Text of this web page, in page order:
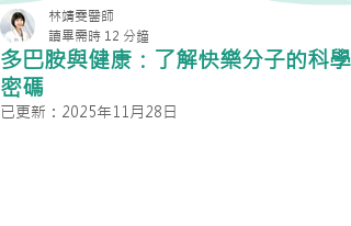
多巴胺與健康：了解快樂分子的科學
密碼
林靖雯醫師
讀畢需時 12 分鐘
已更新： 2025年11月28日